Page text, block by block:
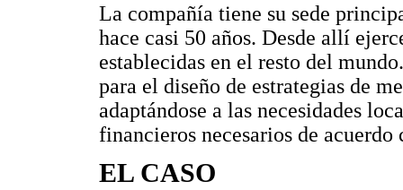
La compañía tiene su sede
hace casi 50 años. Desde allí
establecidas en el resto del
para el diseño de estrategias de
adaptándose a las necesidades
financieros necesarios de
EL CASO